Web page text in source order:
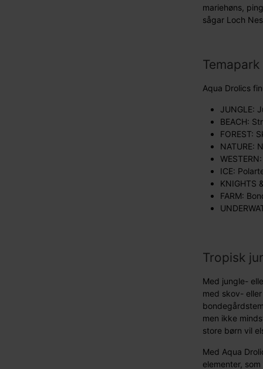
mariehøns,
sågar Loch
Aqua Drolics
JUNGLE:
BEACH:
FOREST:
NATURE:
ICE:
KNIGHTS
FARM:
Tropisk
Med jungle-
med skov-
men ikke
store børn vil
Med Aqua
elementer,